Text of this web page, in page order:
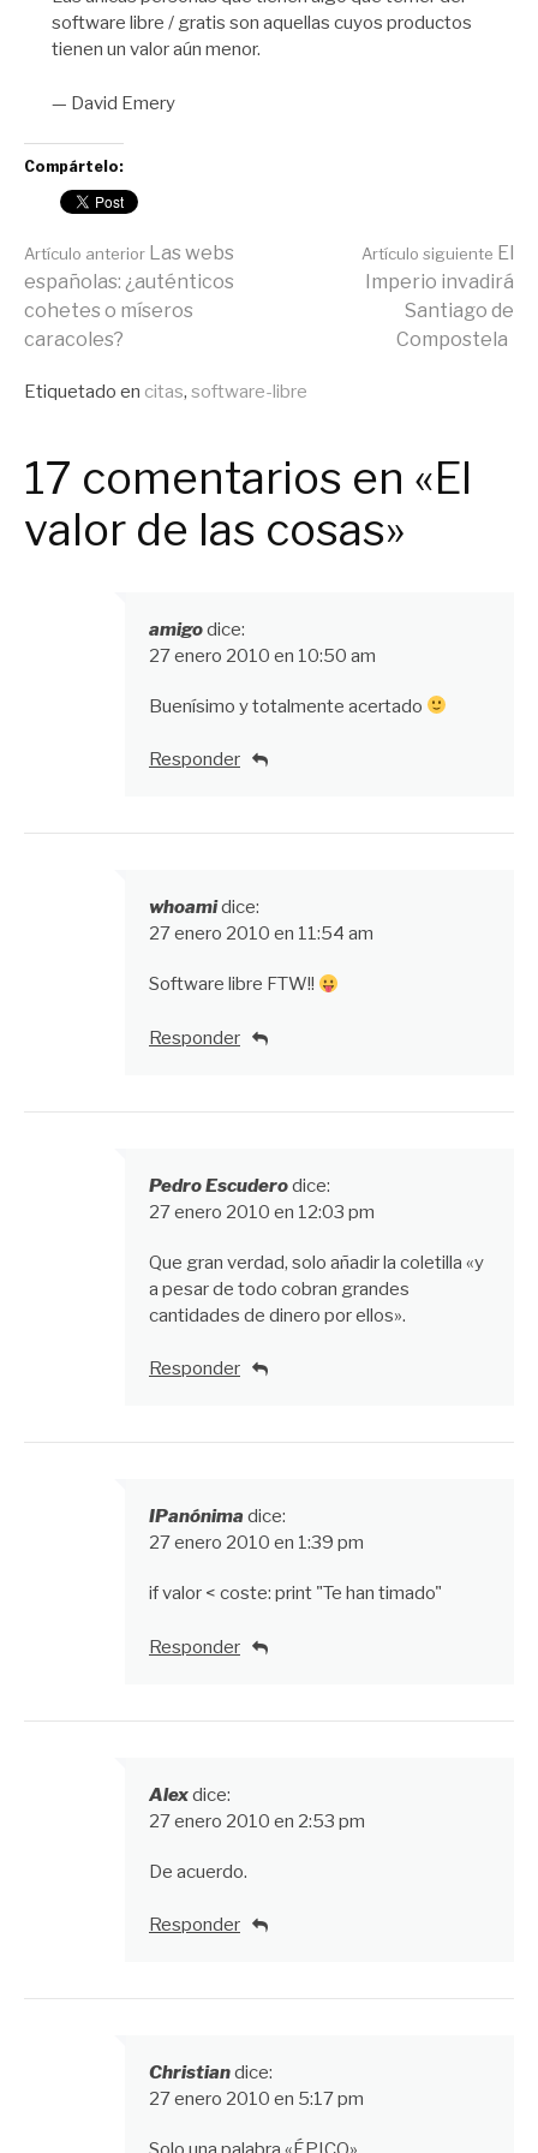
software libre / gratis son aquellas cuyos productos
tienen un valor aún menor.
— David Emery
Compártelo:
Seguir
leyendo
Artículo anterior Las webs
españolas: ¿auténticos
cohetes o míseros
caracoles?
Artículo siguiente El
Imperio invadirá
Santiago de
Compostela
Publicado
Etiquetado en citas, software-libre
17 comentarios en «El
valor de las cosas»
amigodice:
27 enero 2010 en 10:50 am
Buenísimo y totalmente acertado
Responder
whoamidice:
27 enero 2010 en 11:54 am
Software libre FTW!!
Responder
Pedro Escuderodice:
27 enero 2010 en 12:03 pm
Que gran verdad, solo añadir la coletilla «y
a pesar de todo cobran grandes
cantidades de dinero por ellos».
Responder
IPanónima dice:
27 enero 2010 en 1:39 pm
if valor < coste: print "Te han timado"
Responder
Alexdice:
27 enero 2010 en 2:53 pm
De acuerdo.
Responder
Christiandice:
27 enero 2010 en 5:17 pm